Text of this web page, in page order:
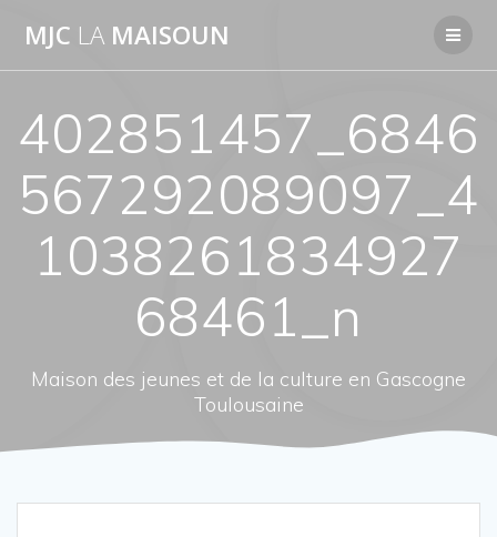
MJC LA MAISOUN
402851457_6846
567292089097_4
1038261834927
68461_n
Maison des jeunes et de la culture en Gascogne
Toulousaine